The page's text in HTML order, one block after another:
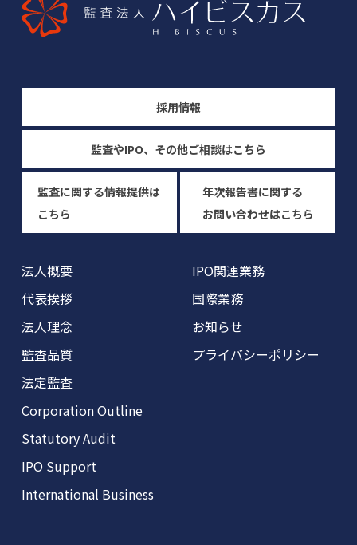
採用情報
監査やIPO、その他ご相談はこちら
監査に関する情報提供は
こちら
年次報告書に関する
お問い合わせはこちら
法人概要
代表挨拶
法人理念
監査品質
法定監査
IPO関連業務
国際業務
お知らせ
プライバシーポリシー
Corporation Outline
Statutory Audit
IPO Support
International Business